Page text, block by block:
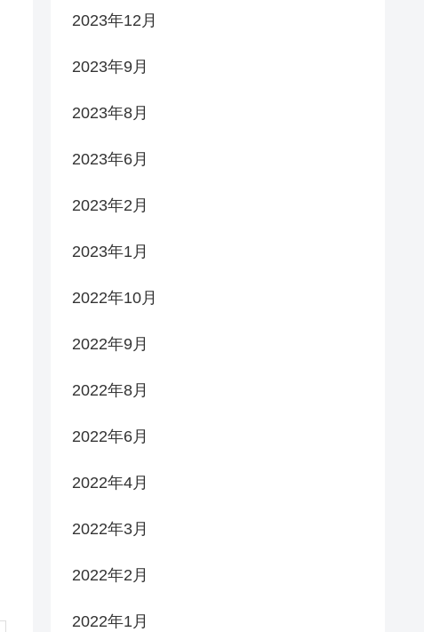
2023年12月
2023年9月
2023年8月
2023年6月
2023年2月
2023年1月
2022年10月
2022年9月
2022年8月
2022年6月
2022年4月
2022年3月
2022年2月
2022年1月